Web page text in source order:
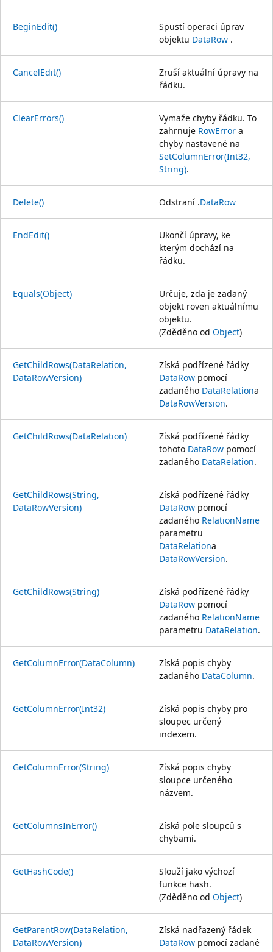
BeginEdit()
Spustí operaci úprav
objektu DataRow .
CancelEdit()
Zruší aktuální úpravy na
řádku.
ClearErrors()
Vymaže chyby řádku. To
zahrnuje RowError a
chyby nastavené na
SetColumnError(Int32,
String).
Delete() Odstraní .DataRow
EndEdit()
Ukončí úpravy, ke
kterým dochází na
řádku.
Equals(Object)
Určuje, zda je zadaný
objekt roven aktuálnímu
objektu.
(Zděděno od Object)
GetChildRows(DataRelation,
DataRowVersion)
Získá podřízené řádky
DataRow pomocí
zadaného DataRelationa
DataRowVersion.
GetChildRows(DataRelation)
Získá podřízené řádky
tohoto DataRow pomocí
zadaného DataRelation.
GetChildRows(String,
DataRowVersion)
Získá podřízené řádky
DataRow pomocí
zadaného RelationName
parametru
DataRelationa
DataRowVersion.
GetChildRows(String)
Získá podřízené řádky
DataRow pomocí
zadaného RelationName
parametru DataRelation.
GetColumnError(DataColumn)
Získá popis chyby
zadaného DataColumn.
GetColumnError(Int32)
Získá popis chyby pro
sloupec určený
indexem.
GetColumnError(String)
Získá popis chyby
sloupce určeného
názvem.
GetColumnsInError()
Získá pole sloupců s
chybami.
GetHashCode()
Slouží jako výchozí
funkce hash.
(Zděděno od Object)
GetParentRow(DataRelation,
DataRowVersion)
Získá nadřazený řádek
DataRow pomocí zadané